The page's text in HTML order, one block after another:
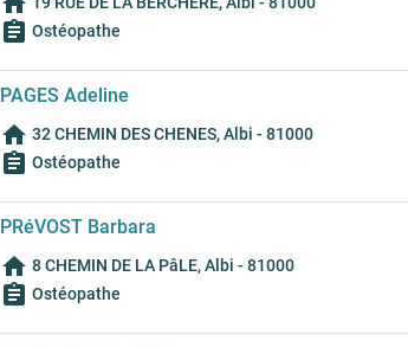
assignment Ostéopathe
PAGES Adeline
home 32 CHEMIN DES CHENES, Albi - 81000
assignment Ostéopathe
PRéVOST Barbara
home 8 CHEMIN DE LA PâLE, Albi - 81000
assignment Ostéopathe